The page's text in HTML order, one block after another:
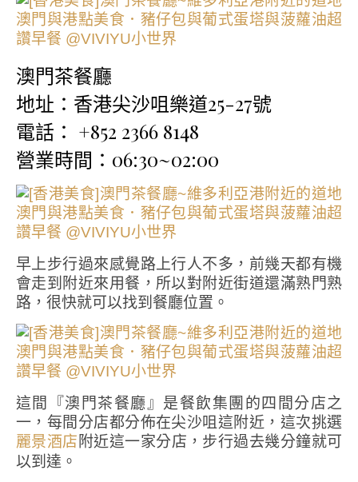
澳門茶餐廳
地址：香港尖沙咀樂道25-27號
電話： +852 2366 8148
營業時間：06:30~02:00
早上步行過來感覺路上行人不多，前幾天都有機
會走到附近來用餐，所以對附近街道還滿熟門熟
路，很快就可以找到餐廳位置。
這間『澳門茶餐廳』是餐飲集團的四間分店之
一，每間分店都分佈在尖沙咀這附近，這次挑選
麗景酒店附近這一家分店，步行過去幾分鐘就可
以到達。